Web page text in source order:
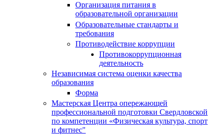
Организация питания в
образовательной организации
Образовательные стандарты и
требования
Противодействие коррупции
Противокоррупционная
деятельность
Независимая система оценки качества
образования
Форма
Мастерская Центра опережающей
профессиональной подготовки Свердловской
по компетенции «Физическая культура, спорт
и фитнес"